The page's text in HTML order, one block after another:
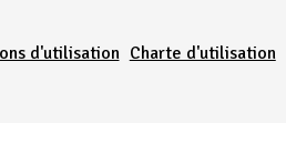
d'utilisation Charte d'utilisation